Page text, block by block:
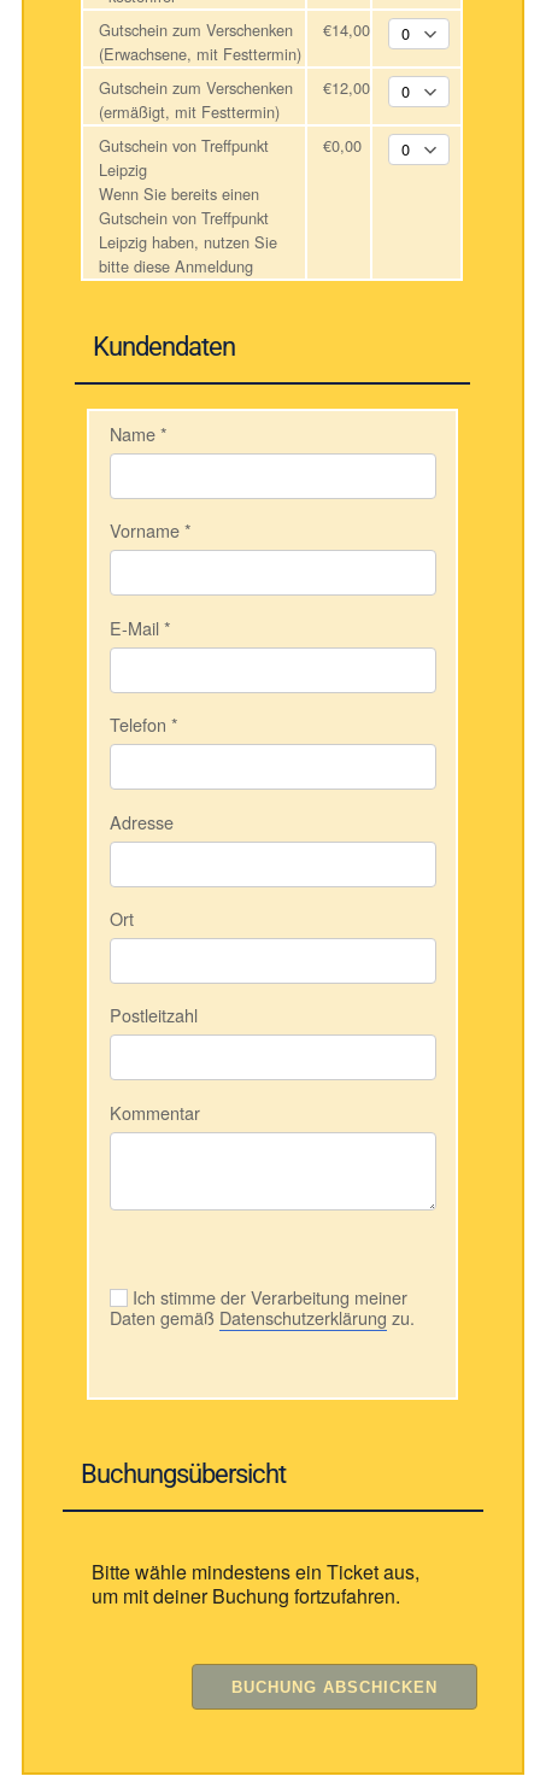
Gutschein zum Verschenken
(Erwachsene, mit Festtermin)
€14,00
Gutschein zum Verschenken
(ermäßigt, mit Festtermin)
€12,00
Gutschein von Treffpunkt
Leipzig
Wenn Sie bereits einen
Gutschein von Treffpunkt
Leipzig haben, nutzen Sie
bitte diese Anmeldung
€0,00
Kundendaten
Name*
Vorname*
E-Mail*
Telefon *
Adresse
Ort
Postleitzahl
Kommentar
Ich stimme der Verarbeitung meiner
Daten gemäß Datenschutzerklärung zu.
Buchungsübersicht
Bitte wähle mindestens ein Ticket aus,
um mit deiner Buchung fortzufahren.